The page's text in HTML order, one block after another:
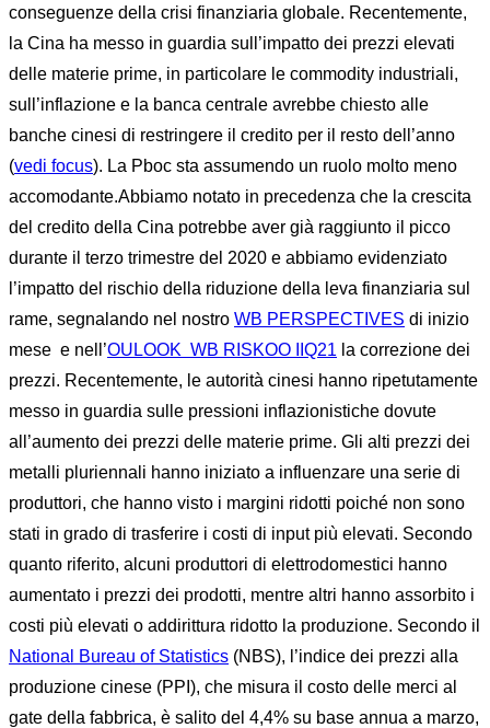
conseguenze della crisi finanziaria globale. Recentemente,
la Cina ha messo in guardia sull’impatto dei prezzi elevati
delle materie prime, in particolare le commodity industriali,
sull’inflazione e la banca centrale avrebbe chiesto alle
banche cinesi di restringere il credito per il resto dell’anno
(vedi focus). La Pboc sta assumendo un ruolo molto meno
accomodante.Abbiamo notato in precedenza che la crescita
del credito della Cina potrebbe aver già raggiunto il picco
durante il terzo trimestre del 2020 e abbiamo evidenziato
l’impatto del rischio della riduzione della leva finanziaria sul
rame, segnalando nel nostro WB PERSPECTIVES di inizio
mese e nell’OULOOK WB RISKOO IIQ21 la correzione dei
prezzi. Recentemente, le autorità cinesi hanno ripetutamente
messo in guardia sulle pressioni inflazionistiche dovute
all’aumento dei prezzi delle materie prime. Gli alti prezzi dei
metalli pluriennali hanno iniziato a influenzare una serie di
produttori, che hanno visto i margini ridotti poiché non sono
stati in grado di trasferire i costi di input più elevati. Secondo
quanto riferito, alcuni produttori di elettrodomestici hanno
aumentato i prezzi dei prodotti, mentre altri hanno assorbito i
costi più elevati o addirittura ridotto la produzione. Secondo il
National Bureau of Statistics (NBS), l’indice dei prezzi alla
produzione cinese (PPI), che misura il costo delle merci al
gate della fabbrica, è salito del 4,4% su base annua a marzo,